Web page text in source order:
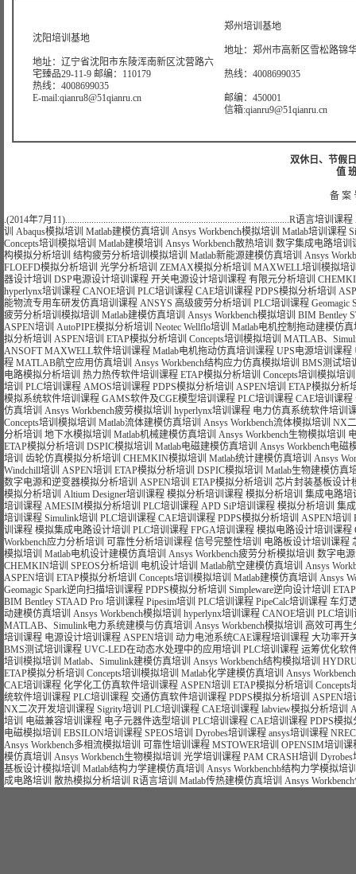
沈阳培训基地
地址：辽宁省沈阳市东陵浑南新区沈营路六
宅臻品29-11-9 邮编：110179
热线：4008699035
E-mail:qianru8@51qianru.cn
郑州培训基地
地址：郑州市高新区雪松路锦
热线：4008699035
邮编：450001
信箱:qianru9@51qianru.cn
双休日、节假
值
备 案
.(2014年7月11)..............................................................................................R语言培训课程
训 Abaqus模拟培训 Matlab建模仿真培训 Ansys Workbench模拟培训 Matlab培训课程
Concepts培训模拟培训 Matlab建模培训 Ansys Workbench散热培训 数字集成电路培训
构模拟分析培训 结构疲劳分析培训模拟培训 Matlab新能源建模仿真培训 Ansys
FLOEFD模拟分析培训 光学分析培训 ZEMAX模拟分析培训 MAXWELL培训模拟培
器设计培训 DSP电源设计培训课程 开关电源设计培训课程 有限元分析培训
hyperlynx培训课程 CANOE培训 PLC培训课程 CAE培训课程 PDPS模拟分析培训
能物流专用车研发仿真培训课程 ANSYS 高级疲劳分析培训 PLC培训课程 Geomagic
疲劳分析培训模拟培训 Matlab建模仿真培训 Ansys Workbench模拟培训 BIM Bentley
ASPEN培训 AutoPIPE模拟分析培训 Neotec Wellflo培训 Matlab电机控制拖动建模仿真
拟分析培训 ASPEN培训 ETAP模拟分析培训 Concepts培训模拟培训 MATLAB、
ANSOFT MAXWELL软件培训课程 Matlab电机拖动仿真培训课程 UPS电源培训课程
程 MATLAB航空应用仿真培训 Ansys Workbench结构应力仿真模拟培训 BMS测试培
电路模拟分析培训 热力热传软件培训课程 ETAP模拟分析培训 Concepts培训模拟培训
培训 PLC培训课程 AMOS培训课程 PDPS模拟分析培训 ASPEN培训 ETAP模拟分析
模拟系统软件培训课程 GAMS软件及CGE模型培训课程 PLC培训课程 CAE培训课程
仿真培训 Ansys Workbench疲劳模拟培训 hyperlynx培训课程 电力仿真系统软件培训
Concepts培训模拟培训 Matlab流体建模仿真培训 Ansys Workbench流体模拟培训 NX
分析培训 地下水模拟培训 Matlab机械建模仿真培训 Ansys Workbench生物模拟培训
ETAP模拟分析培训 DSPIC模拟培训 Matlab电磁建模仿真培训 Ansys Workbench电磁
培训 齿轮仿真模拟分析培训 CHEMKIN模拟培训 Matlab统计建模仿真培训 Ansys
Windchill培训 ASPEN培训 ETAP模拟分析培训 DSPIC模拟培训 Matlab生物建模仿真
数字电源和逆变器模拟分析培训 ASPEN培训 ETAP模拟分析培训 芯片封装基板设计
模拟分析培训 Altium Designer培训课程 模拟分析培训课程 模拟分析培训 集成电路培
培训课程 AMESIM模拟分析培训 PLC培训课程 APD SiP培训课程 模拟分析培训 集
培训课程 Simulink培训 PLC培训课程 CAE培训课程 PDPS模拟分析培训 ASPEN培训
训课程 模拟集成电路设计培训 PLC培训课程 FPGA培训课程 模拟电路设计培训课程
Workbench应力分析培训 可靠性分析培训课程 信号完整性培训 电路板设计培训课程
模拟培训 Matlab电机设计建模仿真培训 Ansys Workbench疲劳分析模拟培训 数字电
CHEMKIN培训 SPEOS分析培训 电机设计培训 Matlab航空建模仿真培训 Ansys
ASPEN培训 ETAP模拟分析培训 Concepts培训模拟培训 Matlab建模仿真培训 Ansys
Geomagic Spark逆向扫描培训课程 PDPS模拟分析培训 Simpleware逆向设计培训
BIM Bentley STAAD Pro 培训课程 Pipesim培训 PLC培训课程 PipeCalc培训课程 车灯
动建模仿真培训 Ansys Workbench模拟培训 hyperlynx培训课程 CANOE培训 PLC培训
MATLAB、Simulink电力系统建模与仿真培训 Ansys Workbench模拟培训 高效可再生
培训课程 电源设计培训课程 ASPEN培训 动力电池系统CAE课程培训课程 大功率开
BMS测试培训课程 UVC-LED在动态水处理中的应用培训 PLC培训课程 运筹优化软
培训模拟培训 Matlab、Simulink建模仿真培训 Ansys Workbench结构模拟培训
ETAP模拟分析培训 Concepts培训模拟培训 Matlab化学建模仿真培训 Ansys
CAE培训课程 化学化工仿真软件培训课程 ASPEN培训 ETAP模拟分析培训 Concepts
统软件培训课程 PLC培训课程 交通仿真软件培训课程 PDPS模拟分析培训 ASPEN培
NX二次开发培训课程 Sigrity培训 PLC培训课程 CAE培训课程 labview模拟分析培训
培训 电磁兼容培训课程 电子元器件选型培训 PLC培训课程 CAE培训课程 PDPS模
电磁模拟培训 EBSILON培训课程 SPEOS培训 Dyrobes培训课程 ansys培训课程
Ansys Workbench多相流模拟培训 可靠性培训课程 MSTOWER培训 OPENSIM培训课
模仿真培训 Ansys Workbench生物模拟培训 光学培训课程 PAM CRASH培训
基板设计模拟培训 Matlab结构力学建模仿真培训 Ansys Workbenchb结构力学模拟培
成电路培训 散热模拟分析培训 R语言培训 Matlab传热建模仿真培训 Ansys